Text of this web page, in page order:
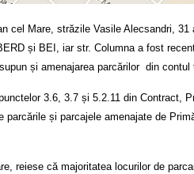
cel Mare, străzile Vasile Alecsandri,
și BEI, iar str. Columna a fost
și amenajarea parcărilor din contul
3.6, 3.7 și 5.2.11 din Contract,
parcările și parcajele amenajate de
reiese că majoritatea locurilor de